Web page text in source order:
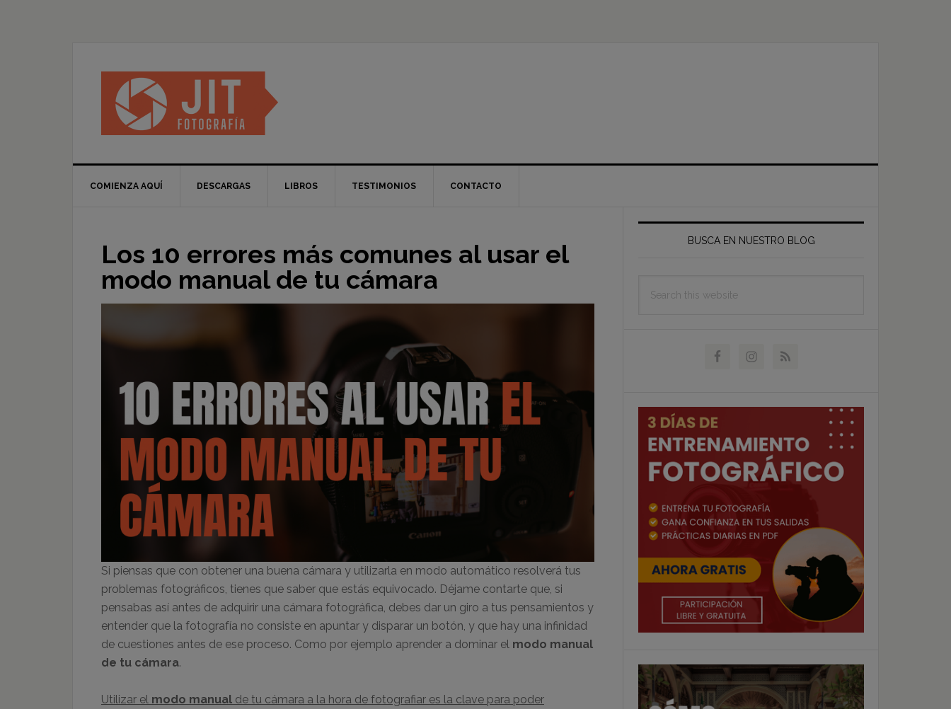
COMIENZA AQUÍ DESCARGAS LIBROS TESTIMONIOS CONTACTO
Los 10 errores más comunes al usar el
modo manual de tu cámara
Si piensas que con obtener una buena cámara y utilizarla en modo automático resolverá tus
problemas fotográficos, tienes que saber que estás equivocado. Déjame contarte que, si
pensabas así antes de adquirir una cámara fotográfica, debes dar un giro a tus pensamientos y
entender que la fotografía no consiste en apuntar y disparar un botón, y que hay una infinidad
de cuestiones antes de ese proceso. Como por ejemplo aprender a dominar el modo manual
de tu cámara.
Utilizar el modo manual de tu cámara a la hora de fotografiar es la clave para poder
Primary
SidebarBUSCA EN NUESTRO BLOG
this